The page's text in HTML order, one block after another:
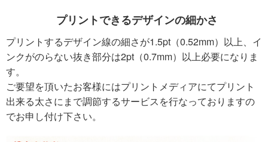
プリントできるデザインの細かさ
プリントするデザイン線の細さが1.5pt（0.52mm）以上、イ
ンクがのらない抜き部分は2pt（0.7mm）以上必要になりま
す。
ご要望を頂いたお客様にはプリントメディアにてプリント
出来る太さにまで調節するサービスを行なっておりますの
でお申し付け下さい。